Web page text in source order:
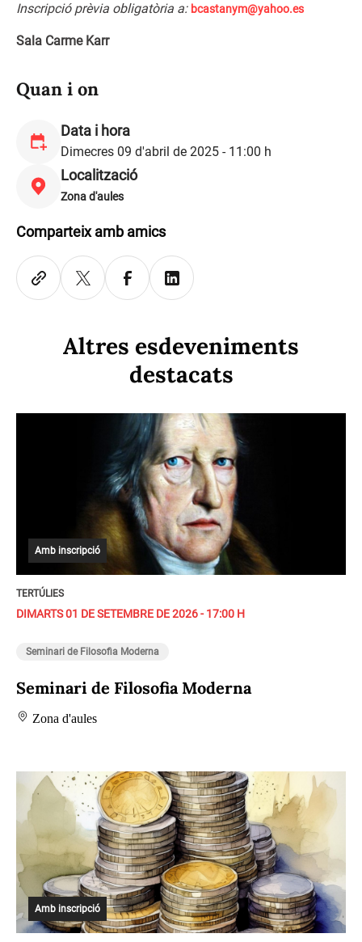
Inscripció prèvia obligatòria a: bcastanym@yahoo.es
Sala Carme Karr
Quan i on
Data i hora
Dimecres 09 d'abril de 2025 - 11:00 h
Localització
Zona d'aules
Comparteix amb amics
Altres esdeveniments
destacats
Amb inscripció
TERTÚLIES
DIMARTS 01 DE SETEMBRE DE 2026 - 17:00 H
Seminari de Filosofia Moderna
Seminari de Filosofia Moderna
Zona d'aules
Amb inscripció